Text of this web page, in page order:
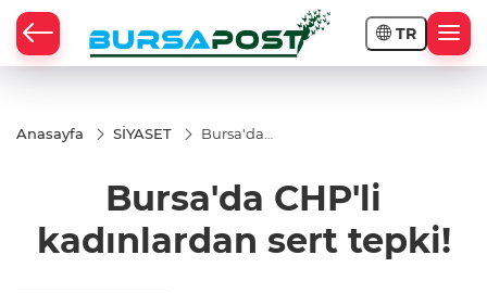
TR
Anasayfa SİYASET
Bursa'da
sert tepki!
Bursa'da CHP'li
kadınlardan sert tepki!